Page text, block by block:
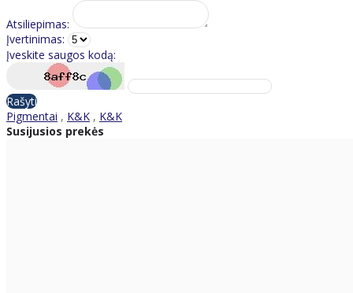
Atsiliepimas:
Įvertinimas:
Įveskite saugos kodą:
Rašyti
Pigmentai , K&K , K&K
Susijusios prekės